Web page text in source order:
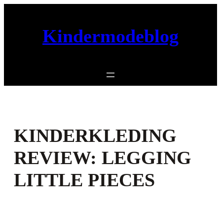
Kindermodeblog
KINDERKLEDING
REVIEW: LEGGING
LITTLE PIECES